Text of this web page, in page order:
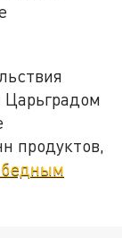
продуктов,
бедным